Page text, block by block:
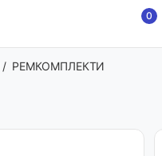
0
/ РЕМКОМПЛЕКТИ